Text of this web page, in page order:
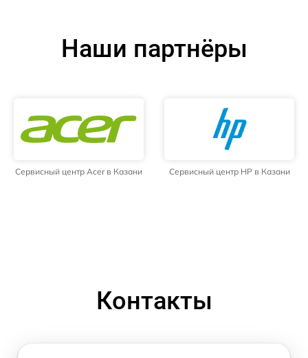
Наши партнёры
Сервисный центр Acer в Казани Сервисный центр HP в Казани
Контакты